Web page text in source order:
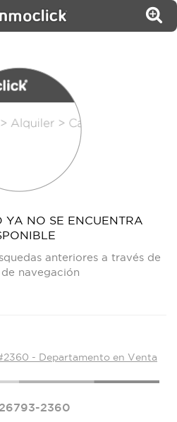
YA NO SE ENCUENTRA
anteriores a través de
navegación
- Departamento en Venta
2360